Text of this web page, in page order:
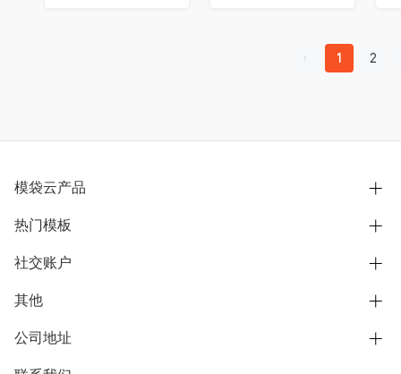
1 2
模袋云产品
别墅设计营销
模型协同展示分享
别墅社区
热门模板
欧式别墅
中式别墅
社交账户
B站
抖音
微信公众号
其他
用户服务协议
隐私政策
公司地址